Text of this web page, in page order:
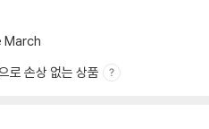
로 손상 없는 상품